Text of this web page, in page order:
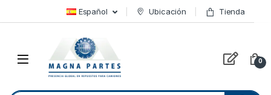
Skip to navigation Español Ubicación Tienda
0